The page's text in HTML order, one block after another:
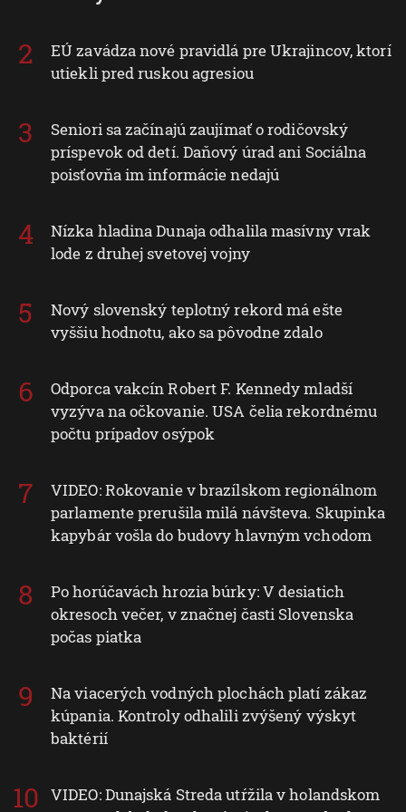
Používanie presných údajov o geografickej
polohe
vyžiadaných informácií
Účely spracovania, ktoré nie sú v kompetencii IAB:
Nevyhnutné
Funkčné
EÚ zavádza nové pravidlá pre Ukrajincov, ktorí
utiekli pred ruskou agresiou
Seniori sa začínajú zaujímať o rodičovský
príspevok od detí. Daňový úrad ani Sociálna
poisťovňa im informácie nedajú
Nízka hladina Dunaja odhalila masívny vrak
lode z druhej svetovej vojny
Nový slovenský teplotný rekord má ešte
vyššiu hodnotu, ako sa pôvodne zdalo
Odporca vakcín Robert F. Kennedy mladší
vyzýva na očkovanie. USA čelia rekordnému
počtu prípadov osýpok
VIDEO: Rokovanie v brazílskom regionálnom
parlamente prerušila milá návšteva. Skupinka
kapybár vošla do budovy hlavným vchodom
Po horúčavách hrozia búrky: V desiatich
okresoch večer, v značnej časti Slovenska
počas piatka
Na viacerých vodných plochách platí zákaz
kúpania. Kontroly odhalili zvýšený výskyt
baktérií
VIDEO: Dunajská Streda utŕžila v holandskom